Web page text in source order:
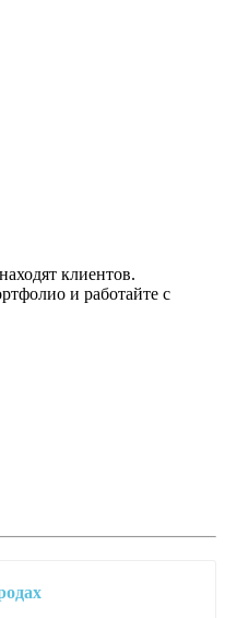
клиентов.
и работайте с